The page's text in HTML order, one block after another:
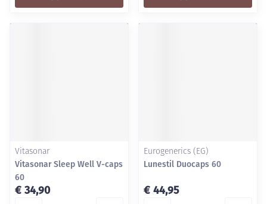
Vitasonar
Vitasonar Sleep Well V-caps
60
€ 34,90
Eurogenerics (EG)
Lunestil Duocaps 60
€ 44,95